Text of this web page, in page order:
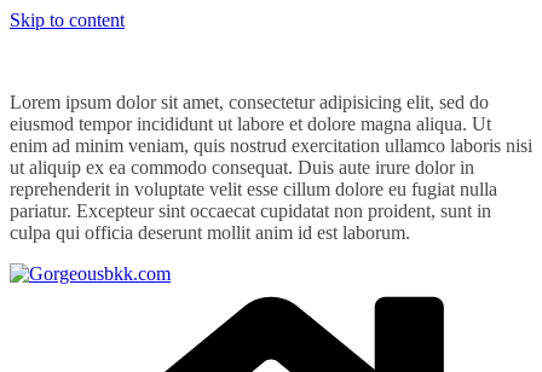
Skip to content
Lorem ipsum dolor sit amet, consectetur adipisicing elit, sed do
eiusmod tempor incididunt ut labore et dolore magna aliqua. Ut
enim ad minim veniam, quis nostrud exercitation ullamco laboris nisi
ut aliquip ex ea commodo consequat. Duis aute irure dolor in
reprehenderit in voluptate velit esse cillum dolore eu fugiat nulla
pariatur. Excepteur sint occaecat cupidatat non proident, sunt in
culpa qui officia deserunt mollit anim id est laborum.